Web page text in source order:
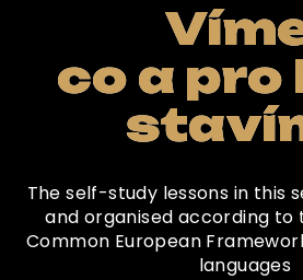
co a pro
The self-study lessons in this
and organised according to
Common European
languages